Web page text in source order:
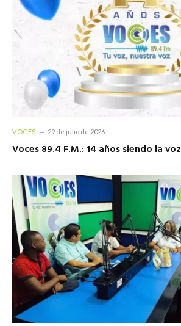
VOCES 29 de julio de 2026
Voces 89.4 F.M.: 14 años siendo la